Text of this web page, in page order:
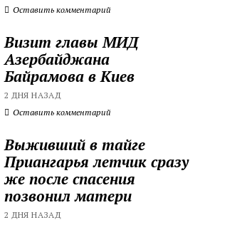
Оставить комментарий
Визит главы МИД
Азербайджана
Байрамова в Киев
2 ДНЯ НАЗАД
Оставить комментарий
Выживший в тайге
Приангарья летчик сразу
же после спасения
позвонил матери
2 ДНЯ НАЗАД